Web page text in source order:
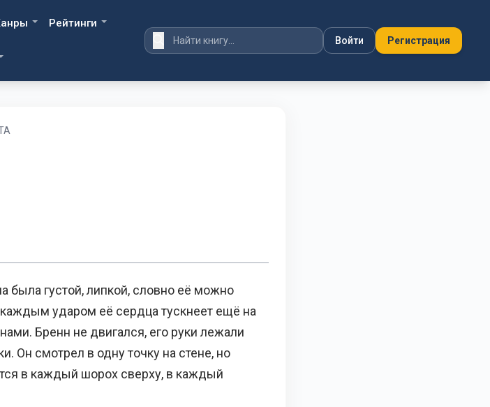
Рейтинги
Войти Регистрация
была густой, липкой, словно её можно
ударом её сердца тускнеет ещё на
Бренн не двигался, его руки лежали
Он смотрел в одну точку на стене, но
в каждый шорох сверху, в каждый